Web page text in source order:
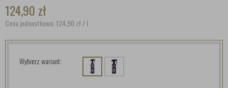
124,90 zł
Cena jednostkowa: 124,90zł/ l
Wybierz wariant: